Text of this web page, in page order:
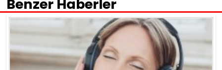
Benzer Haberler